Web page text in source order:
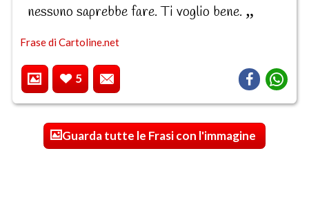
nessuno saprebbe fare. Ti voglio bene.
Frase di Cartoline.net
5
Guarda tutte le Frasi con l'immagine